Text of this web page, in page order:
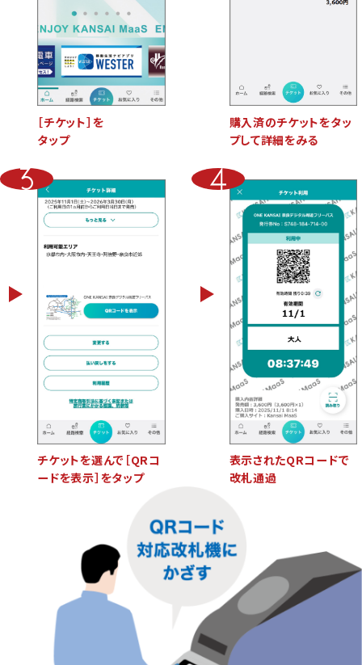
［チケット］を
タップ
購入済のチケットをタッ
プして詳細をみる
チケットを選んで［QRコ
ードを表示］をタップ
表示されたQRコードで
改札通過